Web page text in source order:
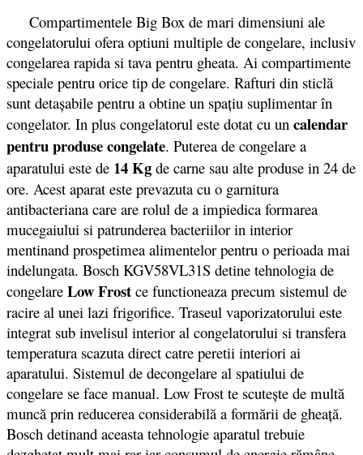
Compartimentele Big Box de mari dimensiuni ale
congelatorului ofera optiuni multiple de congelare, inclusiv
congelarea rapida si tava pentru gheata. Ai compartimente
speciale pentru orice tip de congelare. Rafturi din sticlă
sunt detașabile pentru a obtine un spațiu suplimentar în
congelator. In plus congelatorul este dotat cu un calendar
pentru produse congelate. Puterea de congelare a
aparatului este de 14 Kg de carne sau alte produse in 24 de
ore. Acest aparat este prevazuta cu o garnitura
antibacteriana care are rolul de a impiedica formarea
mucegaiului si patrunderea bacteriilor in interior
mentinand prospetimea alimentelor pentru o perioada mai
indelungata. Bosch KGV58VL31S detine tehnologia de
congelare Low Frost ce functioneaza precum sistemul de
racire al unei lazi frigorifice. Traseul vaporizatorului este
integrat sub invelisul interior al congelatorului si transfera
temperatura scazuta direct catre peretii interiori ai
aparatului. Sistemul de decongelare al spatiului de
congelare se face manual. Low Frost te scutește de multă
muncă prin reducerea considerabilă a formării de gheață.
Bosch detinand aceasta tehnologie aparatul trebuie